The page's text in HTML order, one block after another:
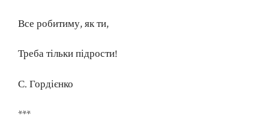
Все робитиму, як ти,
Треба тільки підрости!
С. Гордієнко
***